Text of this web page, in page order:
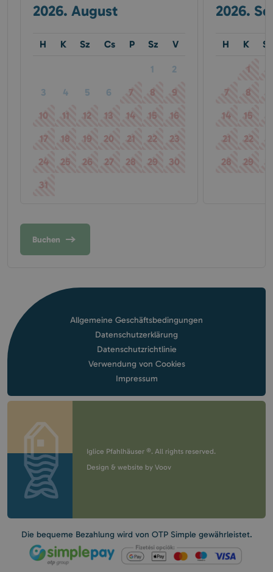
2026. August
H K Sz Cs P Sz
V
1
2
3
4 5 6 7 8
9
10
11 12 13 14 15
16
17
18 19 20 21 22
23
24
25 26 27 28 29
30
31
2026.
H K
Sz
1
7
8
14
15
21
22
28
29
Buchen
Allgemeine Geschäftsbedingungen
Datenschutzerklärung
Datenschutzrichtlinie
Verwendung von Cookies
Impressum
Iglice Pfahlhäuser ®. All rights reserved.
Design & website byVoov
Die bequeme Bezahlung wird von OTP Simple gewährleistet.